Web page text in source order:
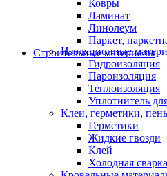
Ковры
Ламинат
Линолеум
Паркет,
Строительные материалы
Изоляционные
Гидроизоляция
Пароизоляция
Теплоизоляция
Уплотнитель
Клеи, герметики,
Герметики
Жидкие гвозди
Клей
Холодная сварка